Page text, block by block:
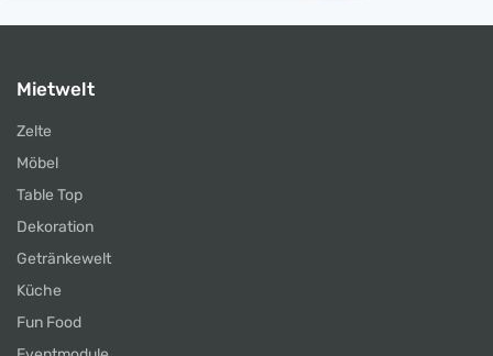
Mietwelt
Zelte
Möbel
Table Top
Dekoration
Getränkewelt
Küche
Fun Food